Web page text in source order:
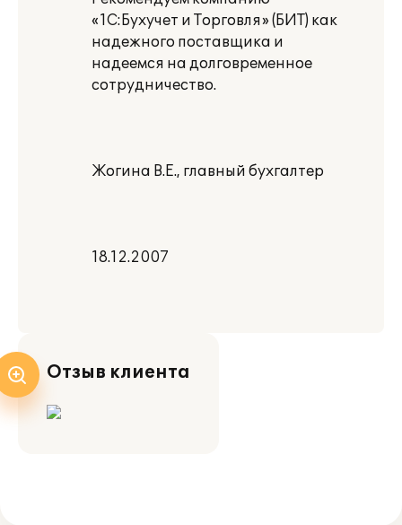
«1С:Бухучет и Торговля» (БИТ) как
надежного поставщика и
надеемся на долговременное
сотрудничество.
Жогина В.Е., главный бухгалтер
18.12.2007
Отзыв клиента